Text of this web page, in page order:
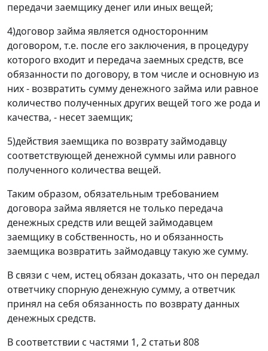
передачи заемщику денег или иных вещей;
4)договор займа является односторонним
договором, т.е. после его заключения, в процедуру
которого входит и передача заемных средств, все
обязанности по договору, в том числе и основную из
них - возвратить сумму денежного займа или равное
количество полученных других вещей того же рода и
качества, - несет заемщик;
5)действия заемщика по возврату займодавцу
соответствующей денежной суммы или равного
полученного количества вещей.
Таким образом, обязательным требованием
договора займа является не только передача
денежных средств или вещей займодавцем
заемщику в собственность, но и обязанность
заемщика возвратить займодавцу такую же сумму.
В связи с чем, истец обязан доказать, что он передал
ответчику спорную денежную сумму, а ответчик
принял на себя обязанность по возврату данных
денежных средств.
В соответствии с частями 1, 2 статьи 808